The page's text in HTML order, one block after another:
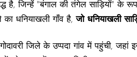
है, जिन्हें "बंगाल की तंगेल साड़ियों" के
का धनियाखली गाँव है,जो धनियाखली
जिले के उप्पदा गांव में पहुंची,